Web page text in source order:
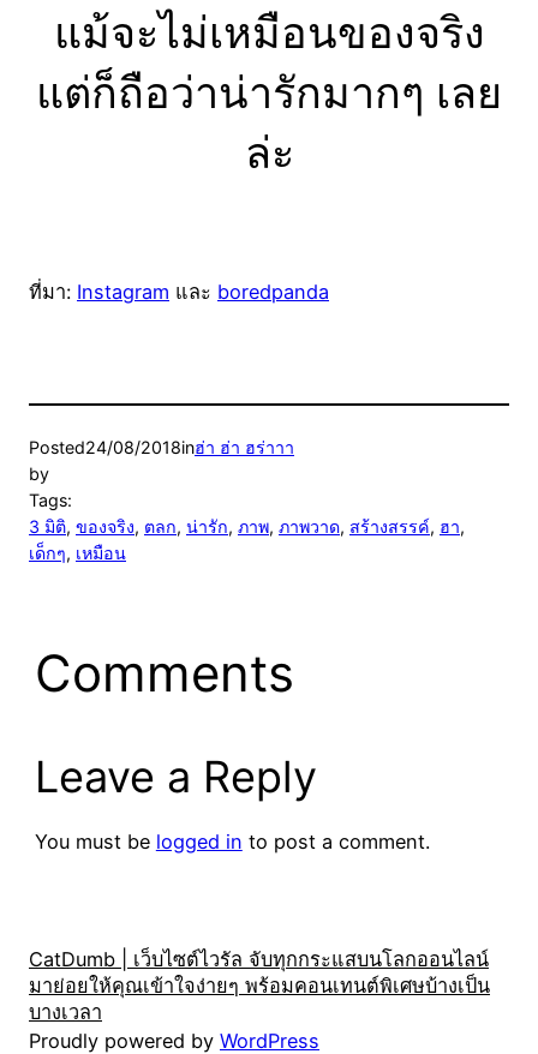
แม้จะไม่เหมือนของจริง
แต่ก็ถือว่าน่ารักมากๆ เลย
ล่ะ
ที่มา: Instagram และ boredpanda
Posted24/08/2018inฮ่า ฮ่า ฮร่าาา
by
Tags:
3 มิติ, ของจริง, ตลก, น่ารัก, ภาพ, ภาพวาด, สร้างสรรค์, ฮา
เด็กๆ, เหมือน
Comments
Leave a Reply
You must be logged in to post a comment.
CatDumb | เว็บไซต์ไวรัล จับทุกกระแสบนโลกออนไลน์
มาย่อยให้คุณเข้าใจง่ายๆ พร้อมคอนเทนต์พิเศษบ้างเป็น
บางเวลา
Proudly powered by WordPress